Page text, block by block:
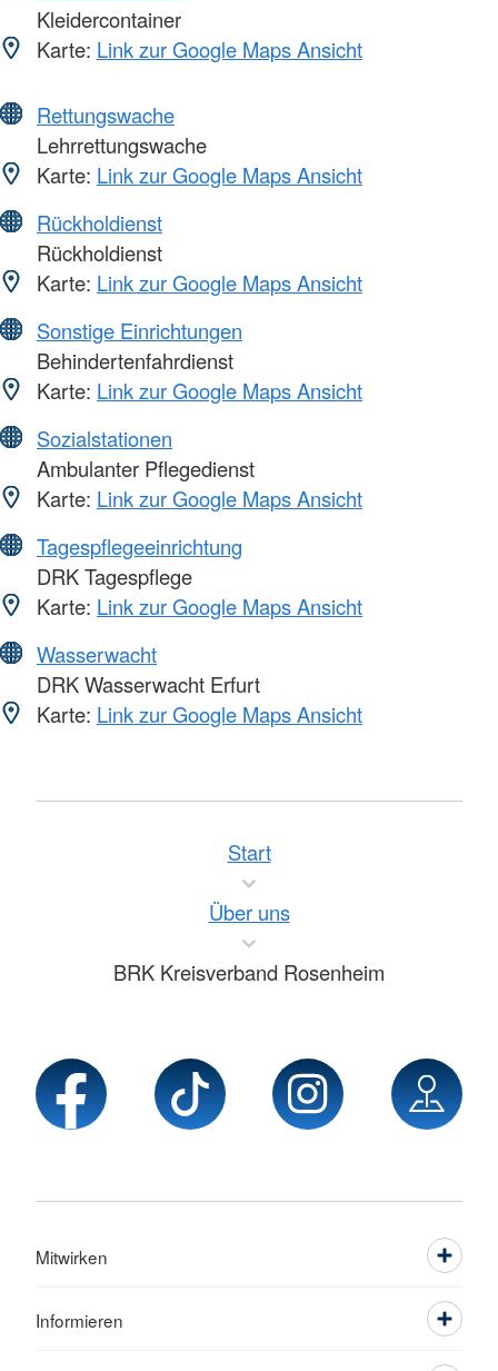
Kleidercontainer
Karte: Link zur Google Maps Ansicht
Rettungswache
Lehrrettungswache
Karte: Link zur Google Maps Ansicht
Rückholdienst
Rückholdienst
Karte: Link zur Google Maps Ansicht
Sonstige Einrichtungen
Behindertenfahrdienst
Karte: Link zur Google Maps Ansicht
Sozialstationen
Ambulanter Pflegedienst
Karte: Link zur Google Maps Ansicht
Tagespflegeeinrichtung
DRK Tagespflege
Karte: Link zur Google Maps Ansicht
Wasserwacht
DRK Wasserwacht Erfurt
Karte: Link zur Google Maps Ansicht
Start
Über uns
BRK Kreisverband Rosenheim
Mitwirken
Informieren